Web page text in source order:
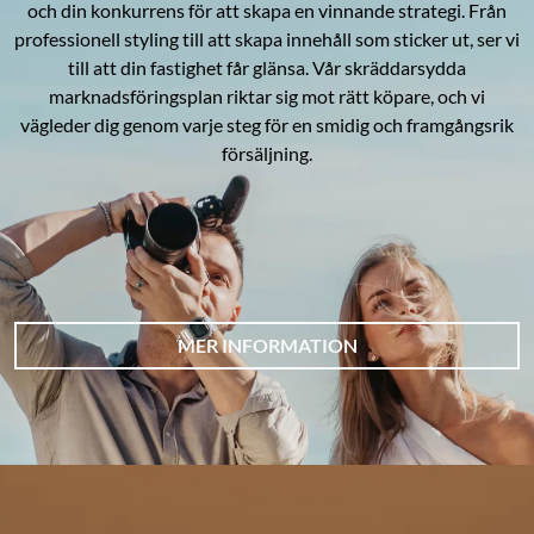
och din konkurrens för att skapa en vinnande strategi. Från
professionell styling till att skapa innehåll som sticker ut, ser vi
till att din fastighet får glänsa. Vår skräddarsydda
marknadsföringsplan riktar sig mot rätt köpare, och vi
vägleder dig genom varje steg för en smidig och framgångsrik
försäljning.
MER INFORMATION